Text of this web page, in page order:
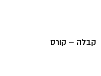
קבלה – קורס